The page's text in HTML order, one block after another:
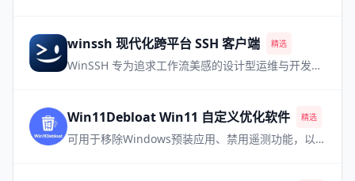
winssh 现代化跨平台 SSH 客户端 精选
WinSSH 专为追求工作流美感的设计型运维与开发极客打造。移植现代 IDE 体验，完美调度多路会话，让每一次登录都畅行无阻。
Win11Debloat Win11 自定义优化软件 精选
可用于移除Windows预装应用、禁用遥测功能，以及执行其他各种更改，从而简化和自定义您的 Windows 系统体验